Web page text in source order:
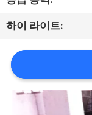
행
품
질
하이 라이트: